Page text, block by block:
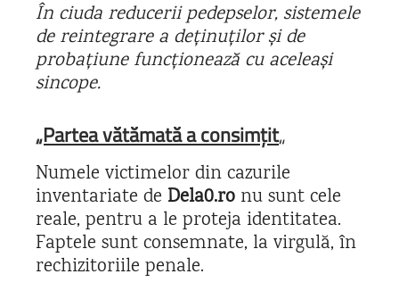
În ciuda reducerii pedepselor, sistemele
de reintegrare a deținuților și de
probațiune funcționează cu aceleași
sincope.
„Partea vătămată a consimțit„
Numele victimelor din cazurile
inventariate de Dela0.ro nu sunt cele
reale, pentru a le proteja identitatea.
Faptele sunt consemnate, la virgulă, în
rechizitoriile penale.